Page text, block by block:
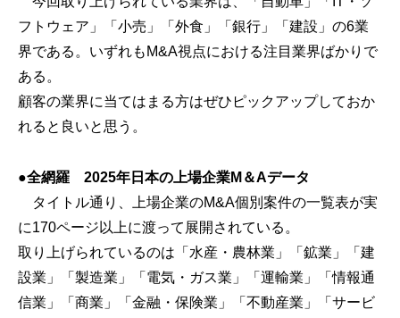
フトウェア」「小売」「外食」「銀行」「建設」の6業
界である。いずれもM&A視点における注目業界ばかりで
ある。
顧客の業界に当てはまる方はぜひピックアップしておか
れると良いと思う。
●全網羅 2025年日本の上場企業M＆Aデータ
タイトル通り、上場企業のM&A個別案件の一覧表が実
に170ページ以上に渡って展開されている。
取り上げられているのは「水産・農林業」「鉱業」「建
設業」「製造業」「電気・ガス業」「運輸業」「情報通
信業」「商業」「金融・保険業」「不動産業」「サービ